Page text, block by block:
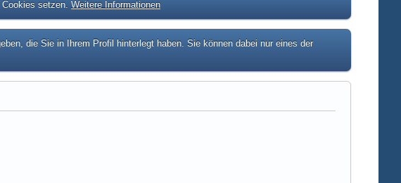
setzen. Weitere Informationen
die Sie in Ihrem Profil hinterlegt haben. Sie können dabei nur eines der